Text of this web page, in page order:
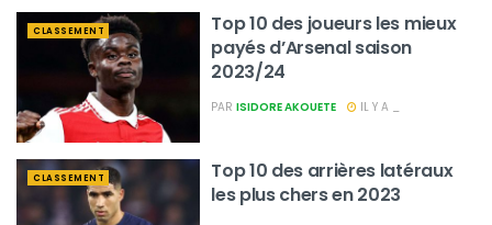
CLASSEMENT
Top 10 des joueurs les mieux
payés d’Arsenal saison
2023/24
PAR ISIDORE AKOUETE IL Y A _
CLASSEMENT
Top 10 des arrières latéraux
les plus chers en 2023